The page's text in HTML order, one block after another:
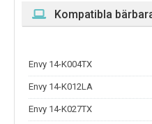
Kompatibla
Envy 14-K004TX
Envy 14-K012LA
Envy 14-K027TX